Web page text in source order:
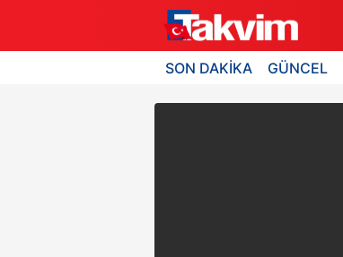
SON DAKİKA GÜNCEL